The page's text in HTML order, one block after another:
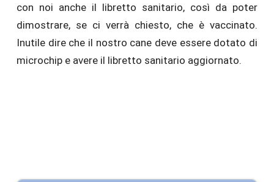
con noi anche il libretto sanitario, così da poter
dimostrare, se ci verrà chiesto, che è vaccinato.
Inutile dire che il nostro cane deve essere dotato di
microchip e avere il libretto sanitario aggiornato.